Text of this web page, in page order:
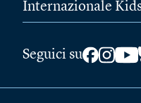
Internazionale
Seguici su